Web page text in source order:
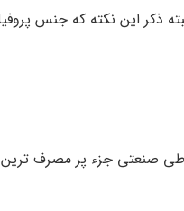
ذکر این نکته که جنس
صنعتی جزء پر مصرف ترین